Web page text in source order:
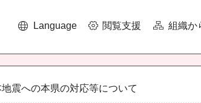
Language 閲覧支援 組織か
震への本県の対応等について